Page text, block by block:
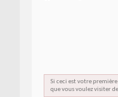
Si ceci est votre
que vous voulez visiter